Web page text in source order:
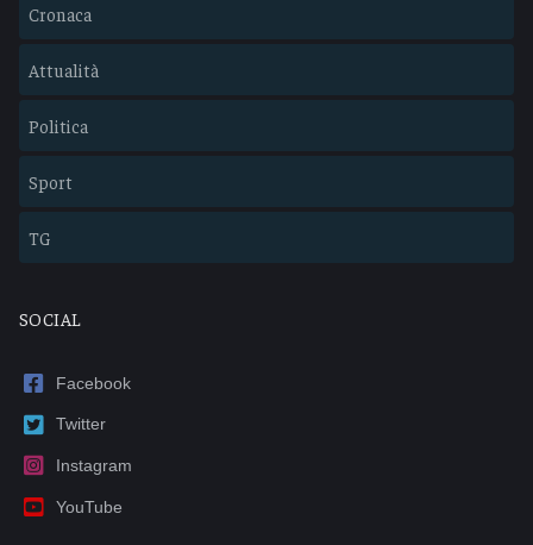
Cronaca
Attualità
Politica
Sport
TG
SOCIAL
Facebook
Twitter
Instagram
YouTube